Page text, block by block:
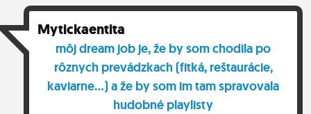
PRIHLÁS SA
ČINŽIAK
FÓRUM
Mytickaentita
môj dream job je, že by som chodila po
rôznych prevádzkach (fitká, reštaurácie,
kaviarne...) a že by som im tam spravovala
hudobné playlisty